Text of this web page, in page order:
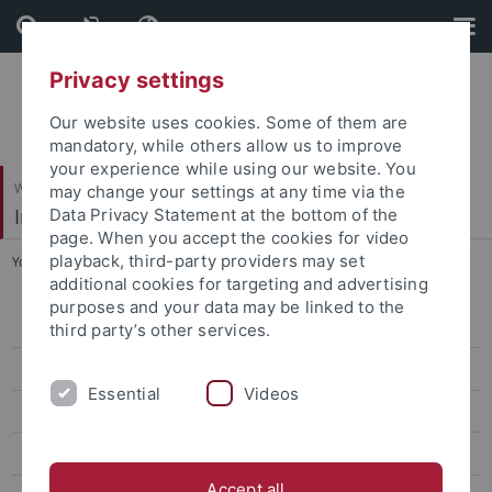
Skip
to
content
Skip
to
footer
Wirtschafts- und Sozialwissenschaftliche Fakultät
Institut für Erziehungswissenschaft
You are here: Startseite ... Curriculum Vitae
Arbeitsgruppen
Lehrstuhlassistenzen
Privacy settings
Our website uses cookies. Some of them are
mandatory, while others allow us to improve
your experience while using our website. You
may change your settings at any time via the
Data Privacy Statement at the bottom of the
page. When you accept the cookies for video
playback, third-party providers may set
additional cookies for targeting and advertising
purposes and your data may be linked to the
third party’s other services.
Essential Videos